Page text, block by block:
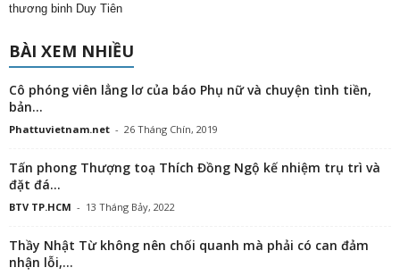
thương binh Duy Tiên
BÀI XEM NHIỀU
Cô phóng viên lẳng lơ của báo Phụ nữ và chuyện tình tiền,
bản...
Phattuvietnam.net - 26 Tháng Chín, 2019
Tấn phong Thượng toạ Thích Đồng Ngộ kế nhiệm trụ trì và
đặt đá...
BTV TP.HCM - 13 Tháng Bảy, 2022
Thầy Nhật Từ không nên chối quanh mà phải có can đảm
nhận lỗi,...